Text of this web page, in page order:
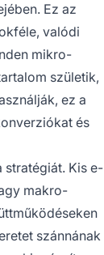
Ez az
valódi
mikro-
születik,
ez a
és
stratégiát. Kis e-
makro-
szánnának